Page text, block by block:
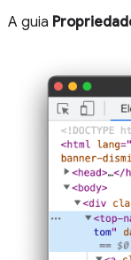
A guia